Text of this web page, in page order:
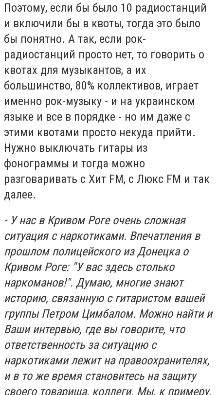
Поэтому, если бы было 10 радиостанций
и включили бы в квоты, тогда это было
бы понятно. А так, если рок-
радиостанций просто нет, то говорить о
квотах для музыкантов, а их
большинство, 80% коллективов, играет
именно рок-музыку - и на украинском
языке и все в порядке - но им даже с
этими квотами просто некуда прийти.
Нужно выключать гитары из
фонограммы и тогда можно
разговаривать с Хит FM, с Люкс FM и так
далее.
- У нас в Кривом Роге очень сложная
ситуация с наркотиками. Впечатления в
прошлом полицейского из Донецка о
Кривом Роге: "У вас здесь столько
наркоманов!". Думаю, многие знают
историю, связанную с гитаристом вашей
группы Петром Цимбалом. Можно найти и
Ваши интервью, где вы говорите, что
ответственность за ситуацию с
наркотиками лежит на правоохранителях,
и в то же время становитесь на защиту
своего товарища, коллеги. Мы, к примеру,